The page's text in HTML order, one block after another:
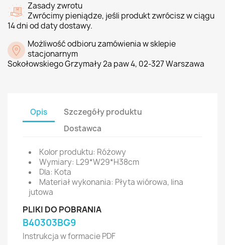
Zasady zwrotu
Zwrócimy pieniądze, jeśli produkt zwrócisz w ciągu
14 dni od daty dostawy.
Możliwość odbioru zamówienia w sklepie
stacjonarnym
Sokołowskiego Grzymały 2a paw 4, 02-327 Warszawa
Opis
Szczegóły produktu
Dostawca
Kolor produktu: Różowy
Wymiary: L29*W29*H38cm
Dla: Kota
Materiał wykonania: Płyta wiórowa, lina
jutowa
PLIKI DO POBRANIA
B40303BG9
Instrukcja w formacie PDF